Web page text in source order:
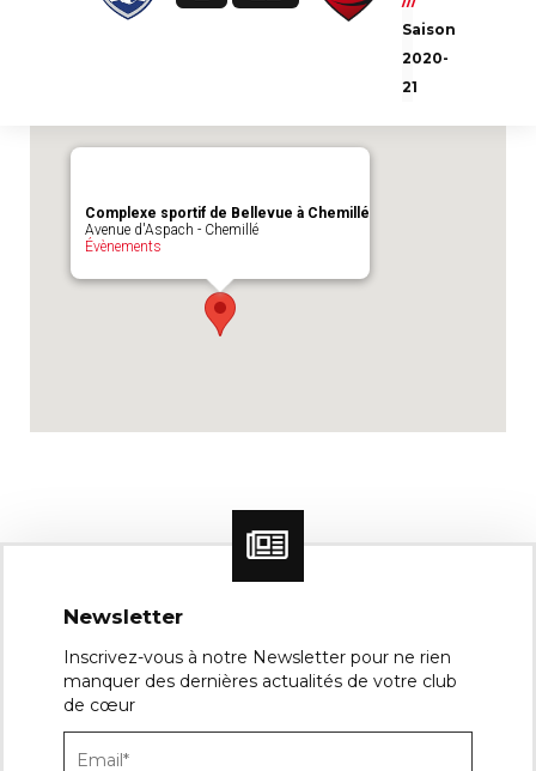
Saison
2020-
21
Emplacement du match :
Complexe sportif
Complexe sportif de Bellevue à Chemillé
Avenue d'Aspach - Chemillé
Évènements
Newsletter
Inscrivez-vous à notre Newsletter pour ne rien
manquer des dernières actualités de votre club
de cœur